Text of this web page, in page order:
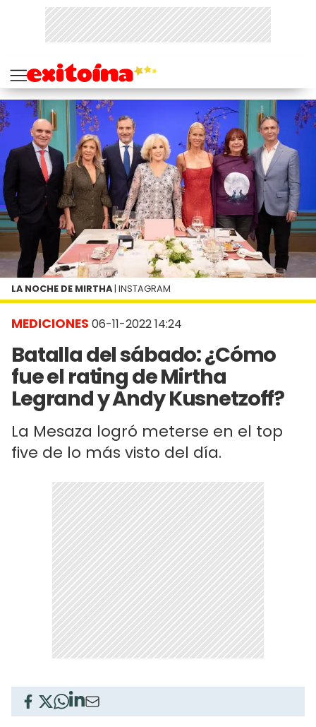
MEDICIONES 06-11-2022 14:24
Batalla del sábado: ¿Cómo
fue el rating de Mirtha
Legrand y Andy Kusnetzoff?
La Mesaza logró meterse en el top
five de lo más visto del día.
LA NOCHE DE MIRTHA | INSTAGRAM